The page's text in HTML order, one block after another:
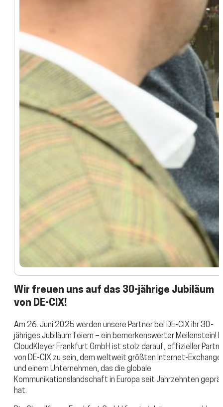
Wir freuen uns auf das 30-jährige Jubiläum
von DE-CIX!
Am 26. Juni 2025 werden unsere Partner bei DE-CIX ihr 30-
jähriges Jubiläum feiern – ein bemerkenswerter Meilenstein!
CloudKleyer Frankfurt GmbH ist stolz darauf, offizieller
von DE-CIX zu sein, dem weltweit größten Internet-Exchange
und einem Unternehmen, das die globale
Kommunikationslandschaft in Europa seit Jahrzehnten
hat.